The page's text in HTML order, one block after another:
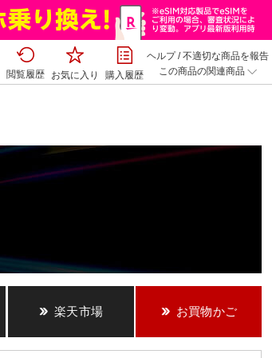
閲覧履歴 お気に入り 購入履歴
ヘルプ/不適切な商品を報告
この商品の関連商品